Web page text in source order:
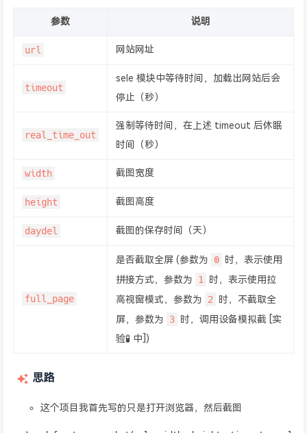
参数 说明
url 网站网址
timeout
sele 模块中等待时间，加载出网站后会
停止（秒）
real_time_out
强制等待时间，在上述 timeout 后休眠
时间（秒）
width 截图宽度
height 截图高度
daydel 截图的保存时间（天）
full_page
是否截取全屏 (参数为 0
时，表示使用
拼接方式，参数为
1
时，表示使用拉
高视窗模式，参数为
2
时，不截取全
屏，参数为
3
时，调用设备模拟截 [实
验🧪 中])
思路
这个项目我首先写的只是打开浏览器，然后截图